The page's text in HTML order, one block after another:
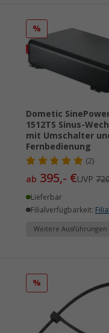
%
Dometic SinePower
1512TS Sinus-
mit Umschalter
Fernbedienung
(2)
ab 395,- €UVP
Lieferbar
Filialverfügbarkeit:
Weitere
%